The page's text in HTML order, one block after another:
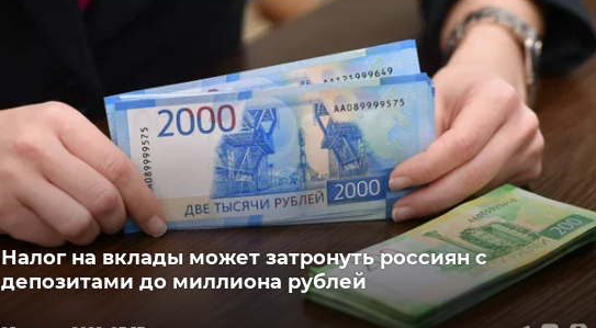
Налог на вклады может затронуть россиян с
депозитами до миллиона рублей